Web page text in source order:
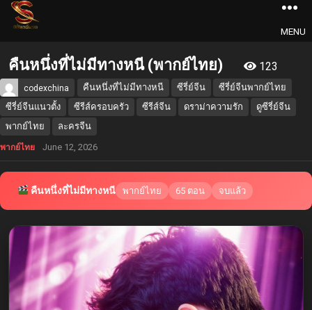
MENU
คืนหนึ่งที่ไม่มีทางหนี (พากย์ไทย) 123
codexchina คืนหนึ่งที่ไม่มีทางหนี ซีรี่ย์จีน
ซีรี่ย์จีนพากย์ไทย
ซีรี่ย์จีนแนวตั้ง
ซีรีส์ครอบครัว ซีรีส์จีน ดราม่าความรัก
ดูซีรี่ย์จีน
พากย์ไทย
ละครจีน
พากย์ไทย June 12, 2026
คืนหนึ่งที่ไม่มีทางหนี พากย์ไทย 65 ตอน จบแล้ว